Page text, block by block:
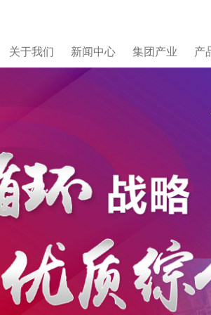
关于我们 新闻中心 集团产业 产